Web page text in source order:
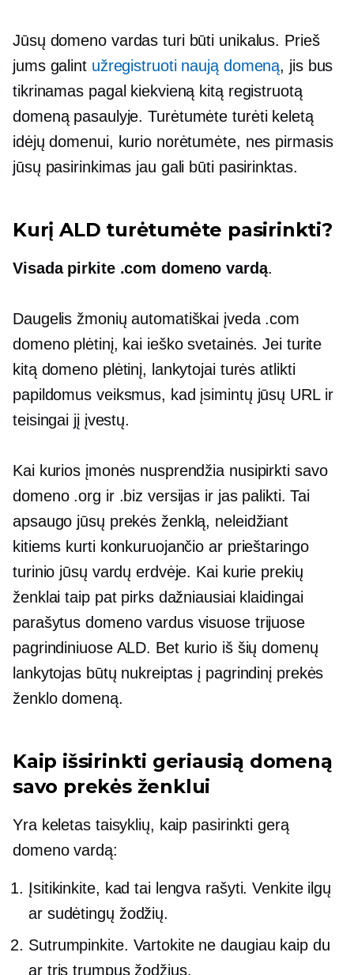
Jūsų domeno vardas turi būti unikalus. Prieš
jums galint užregistruoti naują domeną, jis bus
tikrinamas pagal kiekvieną kitą registruotą
domeną pasaulyje. Turėtumėte turėti keletą
idėjų domenui, kurio norėtumėte, nes pirmasis
jūsų pasirinkimas jau gali būti pasirinktas.
Kurį ALD turėtumėte pasirinkti?
Visada pirkite .com domeno vardą.
Daugelis žmonių automatiškai įveda .com
domeno plėtinį, kai ieško svetainės. Jei turite
kitą domeno plėtinį, lankytojai turės atlikti
papildomus veiksmus, kad įsimintų jūsų URL ir
teisingai jį įvestų.
Kai kurios įmonės nusprendžia nusipirkti savo
domeno .org ir .biz versijas ir jas palikti. Tai
apsaugo jūsų prekės ženklą, neleidžiant
kitiems kurti konkuruojančio ar prieštaringo
turinio jūsų vardų erdvėje. Kai kurie prekių
ženklai taip pat pirks dažniausiai klaidingai
parašytus domeno vardus visuose trijuose
pagrindiniuose ALD. Bet kurio iš šių domenų
lankytojas būtų nukreiptas į pagrindinį prekės
ženklo domeną.
Kaip išsirinkti geriausią domeną
savo prekės ženklui
Yra keletas taisyklių, kaip pasirinkti gerą
domeno vardą:
Įsitikinkite, kad tai lengva rašyti. Venkite ilgų
ar sudėtingų žodžių.
Sutrumpinkite. Vartokite ne daugiau kaip du
ar tris trumpus žodžius.